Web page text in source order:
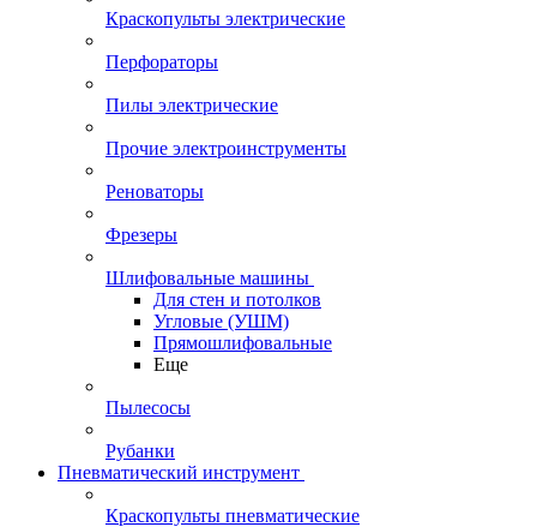
Краскопульты электрические
Перфораторы
Пилы электрические
Прочие электроинструменты
Реноваторы
Фрезеры
Шлифовальные машины
Для стен и потолков
Угловые (УШМ)
Прямошлифовальные
Еще
Пылесосы
Рубанки
Пневматический инструмент
Краскопульты пневматические